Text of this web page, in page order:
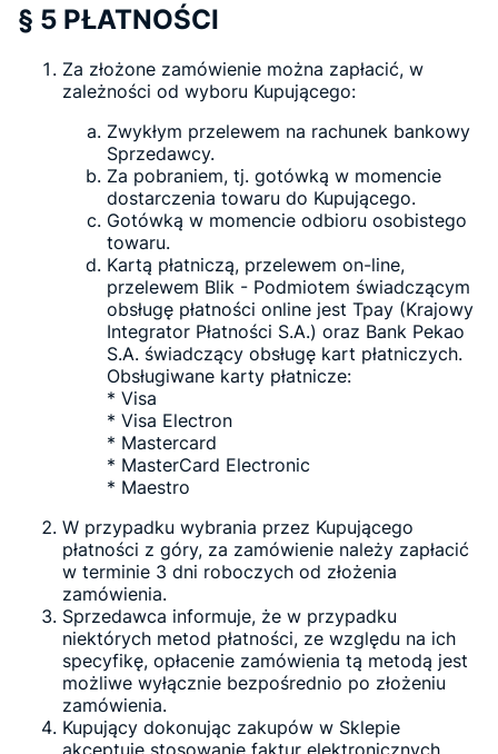
§ 5 PŁATNOŚCI
Za złożone zamówienie można zapłacić, w
zależności od wyboru Kupującego:
Zwykłym przelewem na rachunek bankowy
Sprzedawcy.
Za pobraniem, tj. gotówką w momencie
dostarczenia towaru do Kupującego.
Gotówką w momencie odbioru osobistego
towaru.
Kartą płatniczą, przelewem on-line,
przelewem Blik - Podmiotem świadczącym
obsługę płatności online jest Tpay (Krajowy
Integrator Płatności S.A.) oraz Bank Pekao
S.A. świadczący obsługę kart płatniczych.
Obsługiwane karty płatnicze:
* Visa
* Visa Electron
* Mastercard
* MasterCard Electronic
* Maestro
W przypadku wybrania przez Kupującego
płatności z góry, za zamówienie należy zapłacić
w terminie 3 dni roboczych od złożenia
zamówienia.
Sprzedawca informuje, że w przypadku
niektórych metod płatności, ze względu na ich
specyfikę, opłacenie zamówienia tą metodą jest
możliwe wyłącznie bezpośrednio po złożeniu
zamówienia.
Kupujący dokonując zakupów w Sklepie
akceptuje stosowanie faktur elektronicznych